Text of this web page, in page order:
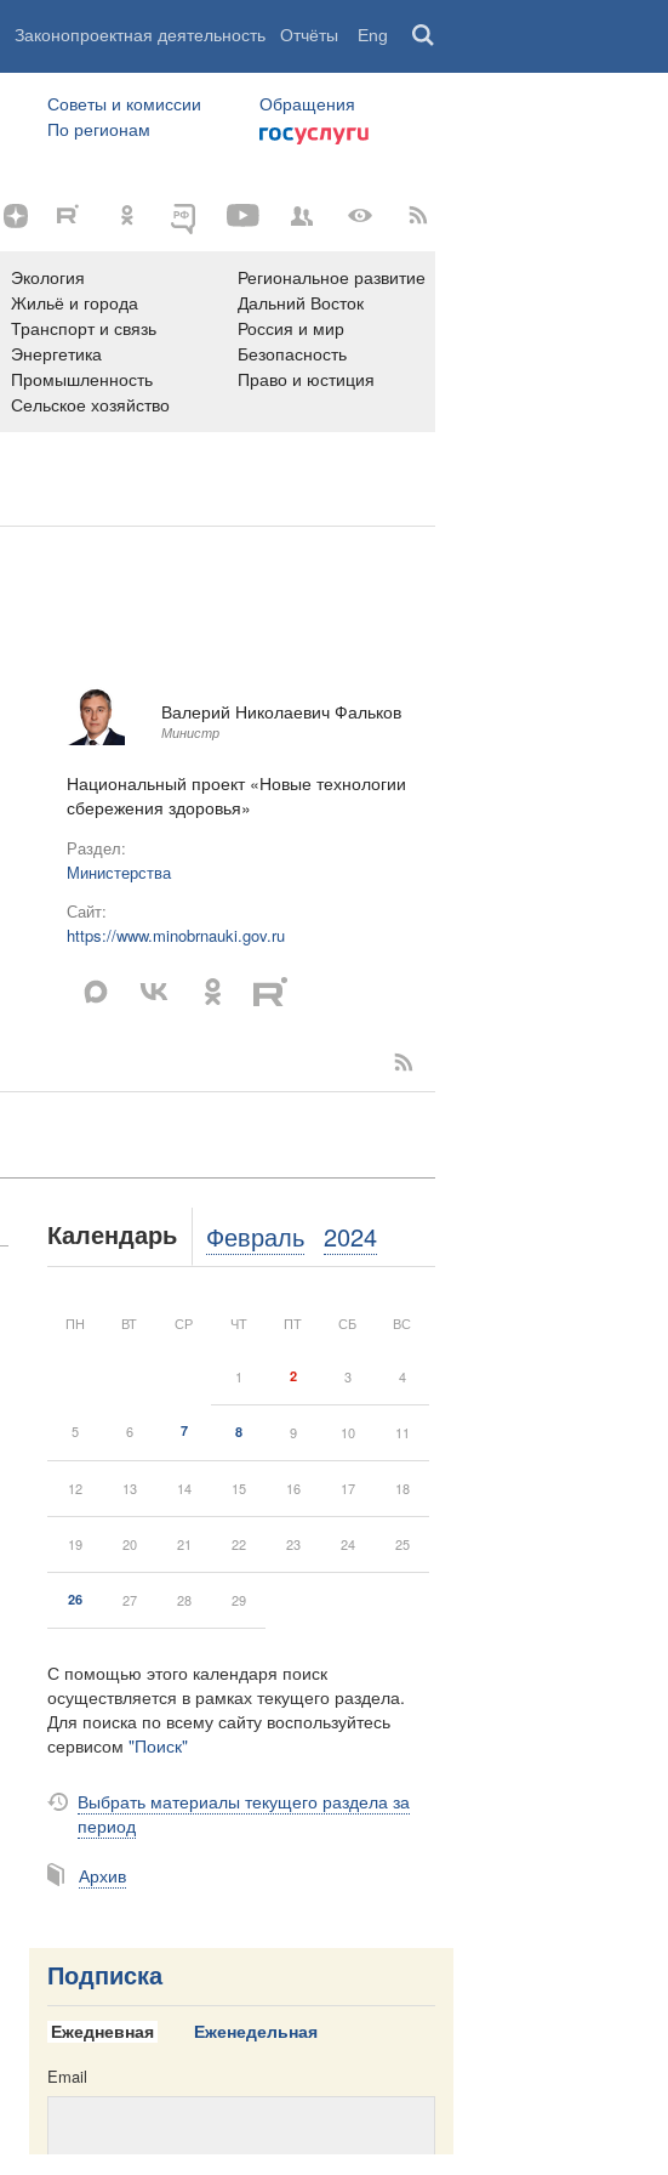
Законопроектная деятельность Отчёты Eng
Советы и комиссии
По регионам
Обращения
Экология
Жильё и города
Транспорт и связь
Энергетика
Промышленность
Сельское хозяйство
Региональное развитие
Дальний Восток
Россия и мир
Безопасность
Право и юстиция
Валерий Николаевич Фальков
Министр
Национальный проект «Новые технологии
сбережения здоровья»
Раздел:
Министерства
Сайт:
https://www.minobrnauki.gov.ru
Календарь Февраль 2024
ПН ВТ СР ЧТ ПТ СБ ВС
1 2 3 4
5 6 7 8 9 10 11
12 13 14 15 16 17 18
19 20 21 22 23 24 25
26 27 28 29
С помощью этого календаря поиск
осуществляется в рамках текущего раздела.
Для поиска по всему сайту воспользуйтесь
сервисом "Поиск"
Выбрать материалы текущего раздела за
период
Архив
Подписка
Ежедневная Еженедельная
Email